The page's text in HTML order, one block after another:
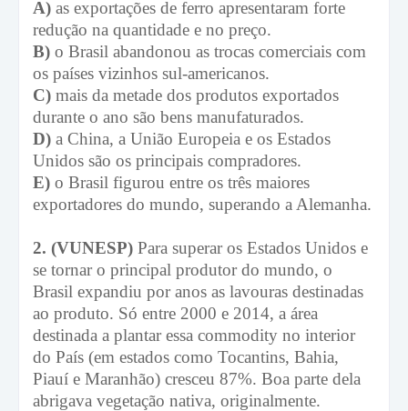
A) as exportações de ferro apresentaram forte
redução na quantidade e no preço.
B) o Brasil abandonou as trocas comerciais com
os países vizinhos sul-americanos.
C) mais da metade dos produtos exportados
durante o ano são bens manufaturados.
D) a China, a União Europeia e os Estados
Unidos são os principais compradores.
E) o Brasil figurou entre os três maiores
exportadores do mundo, superando a Alemanha.
2. (VUNESP) Para superar os Estados Unidos e
se tornar o principal produtor do mundo, o
Brasil expandiu por anos as lavouras destinadas
ao produto. Só entre 2000 e 2014, a área
destinada a plantar essa commodity no interior
do País (em estados como Tocantins, Bahia,
Piauí e Maranhão) cresceu 87%. Boa parte dela
abrigava vegetação nativa, originalmente.